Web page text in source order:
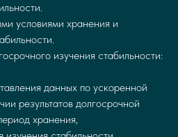
условиями хранения и
изучения стабильности:
данных по ускоренной
результатов долгосрочной
хранения,